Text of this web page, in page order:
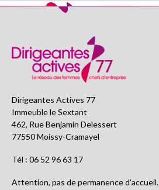
Dirigeantes Actives 77
Immeuble le Sextant
462, Rue Benjamin Delessert
77550 Moissy-Cramayel
Tél : 06 52 96 63 17
Attention, pas de permanence d'accueil.